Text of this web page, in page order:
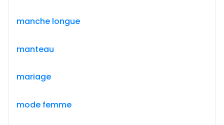
manche longue
manteau
mariage
mode femme